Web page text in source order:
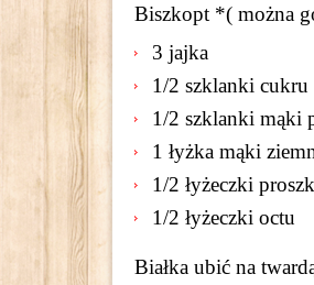
Biszkopt *( można
3 jajka
1/2 szklanki cukru
1/2 szklanki mąki
1 łyżka mąki
1/2 łyżeczki
1/2 łyżeczki octu
Białka ubić na